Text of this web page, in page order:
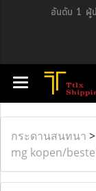
อันดับ 1 ผู้น
กระดานสนทนา >
mg kopen/